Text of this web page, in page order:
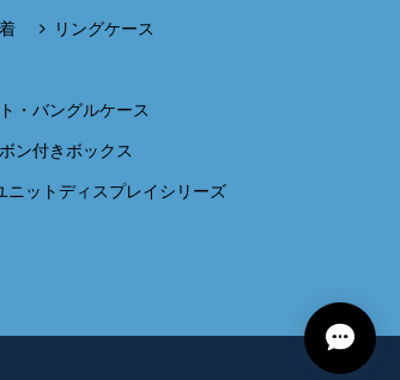
リングケース
・バングルケース
ン付きボックス
ニットディスプレイシリーズ